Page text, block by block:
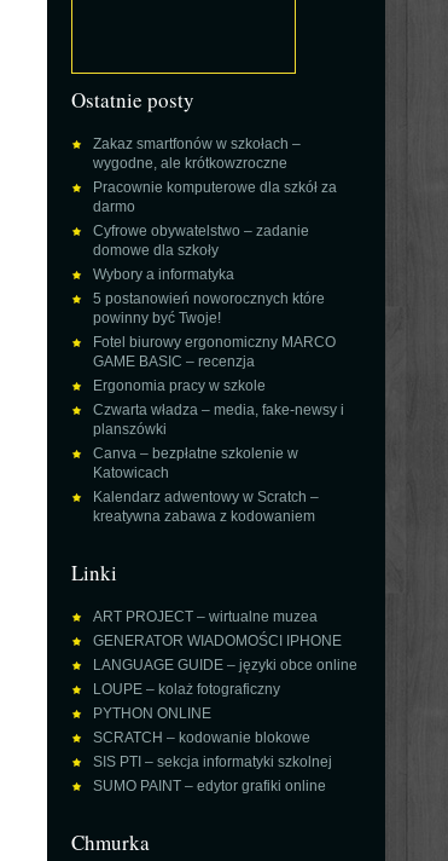
Ostatnie posty
Zakaz smartfonów w szkołach –
wygodne, ale krótkowzroczne
Pracownie komputerowe dla szkół za
darmo
Cyfrowe obywatelstwo – zadanie
domowe dla szkoły
Wybory a informatyka
5 postanowień noworocznych które
powinny być Twoje!
Fotel biurowy ergonomiczny MARCO
GAME BASIC – recenzja
Ergonomia pracy w szkole
Czwarta władza – media, fake-newsy i
planszówki
Canva – bezpłatne szkolenie w
Katowicach
Kalendarz adwentowy w Scratch –
kreatywna zabawa z kodowaniem
Linki
ART PROJECT – wirtualne muzea
GENERATOR WIADOMOŚCI IPHONE
LANGUAGE GUIDE – języki obce online
LOUPE – kolaż fotograficzny
PYTHON ONLINE
SCRATCH – kodowanie blokowe
SIS PTI – sekcja informatyki szkolnej
SUMO PAINT – edytor grafiki online
Chmurka